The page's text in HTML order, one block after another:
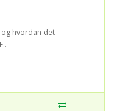
og hvordan det